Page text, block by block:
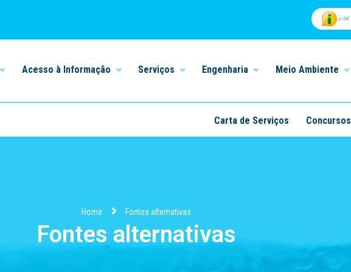
Acesso à Informação Serviços Engenharia Meio Ambiente
Carta de Serviços Concursos
Home Fontes alternativas
Fontes alternativas